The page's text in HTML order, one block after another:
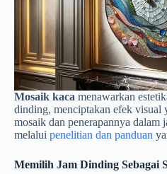
Mosaik kaca menawarkan
dinding, menciptakan efek visual
mosaik dan penerapannya dalam
melalui penelitian dan panduan
Memilih Jam Dinding Sebagai